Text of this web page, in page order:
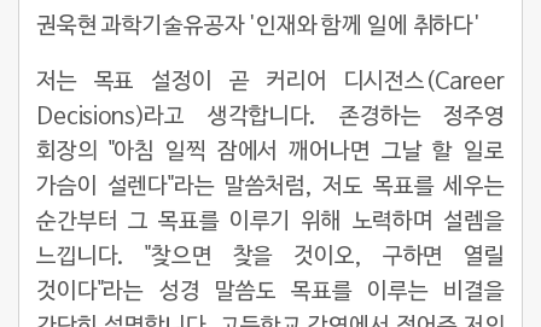
권욱현 과학기술유공자 '인재와 함께 일에 취하다'
저는 목표 설정이 곧 커리어 디시전스(Career
Decisions)라고 생각합니다. 존경하는 정주영
회장의 "아침 일찍 잠에서 깨어나면 그날 할 일로
가슴이 설렌다"라는 말씀처럼, 저도 목표를 세우는
순간부터 그 목표를 이루기 위해 노력하며 설렘을
느낍니다. "찾으면 찾을 것이오, 구하면 열릴
것이다"라는 성경 말씀도 목표를 이루는 비결을